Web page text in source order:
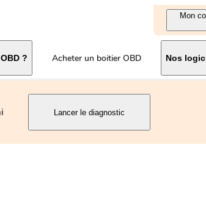
Mon
? Acheter un boitier OBD Nos
Lancer le diagnostic